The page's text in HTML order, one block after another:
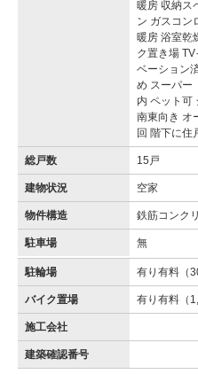
暖房 収納ス
ン ガスコン
暖房 浴室乾
ク置き場
ベーション
め スーパ
内 ペット可
南東向き オ
回 階下に住
総戸数 15戸
建物状況 空家
物件構造 鉄筋コンク
駐車場 無
駐輪場 有り有料（
バイク置場 有り有料（
施工会社
建築確認番号